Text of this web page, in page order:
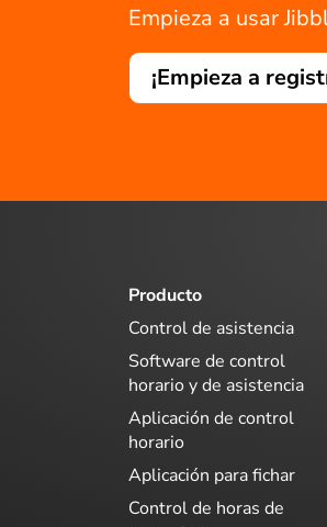
Empieza a usar
¡Empieza a
Producto
Control de asistencia
Software de control
horario y de asistencia
Aplicación de control
horario
Aplicación para fichar
Control de horas de